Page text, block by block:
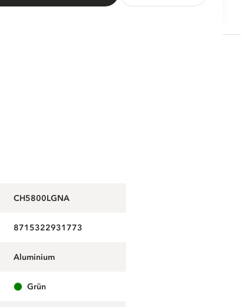
CH5800LGNA
8715322931773
aluminium
grün